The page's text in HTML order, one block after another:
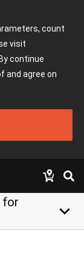
count
visit
continue
and agree on
for
keyboard_arrow_down